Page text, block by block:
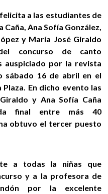
a las estudiantes de
Caña, Ana Sofía González,
y María José Giraldo
concurso de canto
auspiciado por la revista
sábado 16 de abril en el
En dicho evento las
y Ana Sofía Caña
final entre más 40
obtuvo el tercer puesto
a todas la niñas que
y a la profesora de
por la excelente